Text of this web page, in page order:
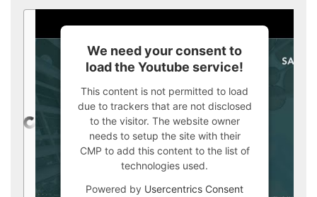
We need your consent to
load the Youtube service!
This content is not permitted to load
due to trackers that are not disclosed
to the visitor. The website owner
needs to setup the site with their
CMP to add this content to the list of
technologies used.
Powered by Usercentrics Consent